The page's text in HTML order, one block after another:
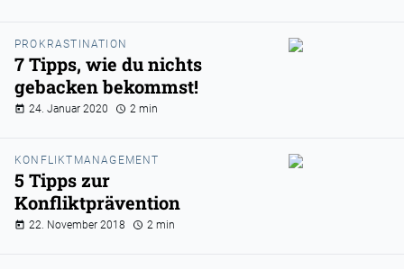
PROKRASTINATION
7 Tipps, wie du nichts
gebacken bekommst!
24. Januar 2020 2 min
KONFLIKTMANAGEMENT
5 Tipps zur
Konfliktprävention
22. November 2018 2 min